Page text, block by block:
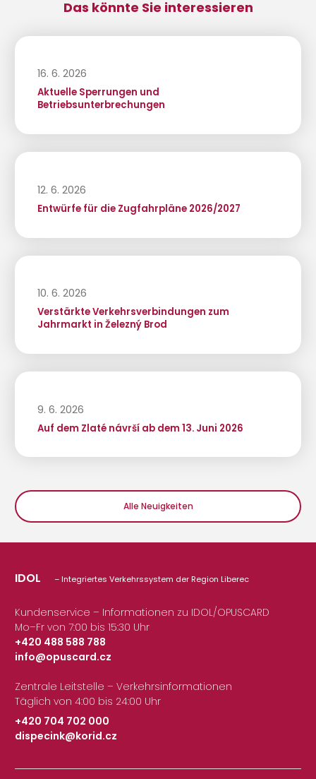
Das könnte Sie interessieren
16. 6. 2026
Aktuelle Sperrungen und
Betriebsunterbrechungen
12. 6. 2026
Entwürfe für die Zugfahrpläne 2026/2027
10. 6. 2026
Verstärkte Verkehrsverbindungen zum
Jahrmarkt in Železný Brod
9. 6. 2026
Auf dem Zlaté návrší ab dem 13. Juni 2026
Alle Neuigkeiten
IDOL – Integriertes Verkehrssystem der Region Liberec
Kundenservice – Informationen zu IDOL/OPUSCARD
Mo–Fr von 7:00 bis 15:30 Uhr
+420 488 588 788
|
info@opuscard.cz
Zentrale Leitstelle – Verkehrsinformationen
Täglich von 4:00 bis 24:00 Uhr
+420 704 702 000
|
dispecink@korid.cz